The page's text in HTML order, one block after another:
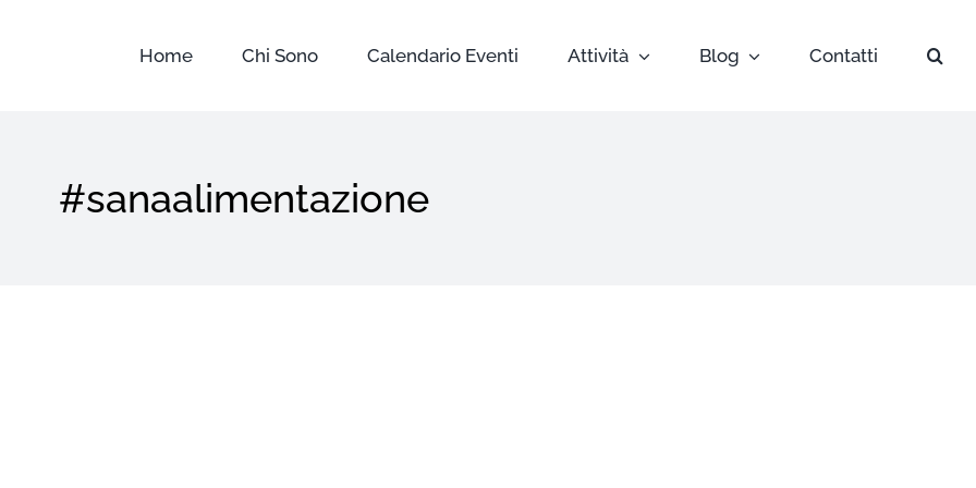
Home Chi Sono Calendario Eventi Attività Blog Contatti
#sanaalimentazione